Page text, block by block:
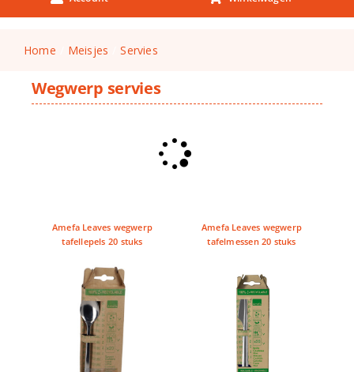
Keuken & Tafelen
Home Meisjes Servies
Wegwerp servies
Amefa Leaves wegwerp
tafellepels 20 stuks
Amefa Leaves wegwerp
tafelmessen 20 stuks